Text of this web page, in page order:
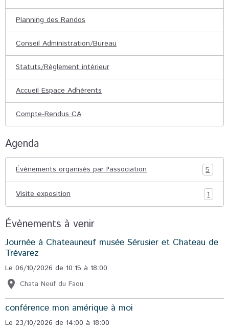
Planning des Randos
Conseil Administration/Bureau
Statuts/Règlement intérieur
Accueil Espace Adhérents
Compte-Rendus CA
Agenda
Événements organisés par l'association 5
Visite exposition 1
Évènements à venir
Journée à Chateauneuf musée Sérusier et Chateau de
Trévarez
Le 06/10/2026 de 10:15 à 18:00
Chata Neuf du Faou
conférence mon amérique à moi
Le 23/10/2026 de 14:00 à 18:00